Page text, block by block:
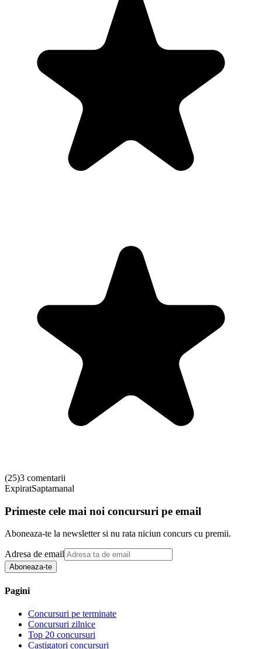
(25)3 comentarii
ExpiratSaptamanal
Primeste cele mai noi concursuri pe email
Aboneaza-te la newsletter si nu rata niciun concurs cu premii.
Adresa de email
Aboneaza-te
Pagini
Concursuri pe terminate
Concursuri zilnice
Top 20 concursuri
Castigatori concursuri